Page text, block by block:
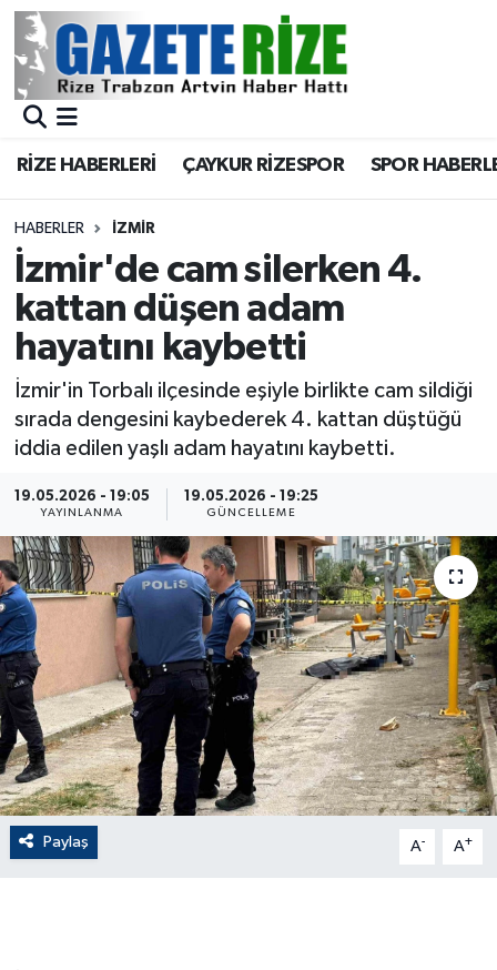
RİZE HABERLERİ ÇAYKUR RİZESPOR SPOR
HABERLER İZMIR
İzmir'de cam silerken 4.
kattan düşen adam
hayatını kaybetti
İzmir'in Torbalı ilçesinde eşiyle birlikte cam sildiği
sırada dengesini kaybederek 4. kattan düştüğü
iddia edilen yaşlı adam hayatını kaybetti.
19.05.2026 - 19:05
YAYINLANMA
19.05.2026 - 19:25
GÜNCELLEME
Paylaş A- A+
BÖLGEMİZ
Asayiş
Rize Jandarma Komutanlığı
Bilim Teknoloji
Bölge
Advertising news
ÇEVRE
Dış Haberler
Dünya
EĞİTİM
EKONOMİ
English News
Merkez Nöbetçi Eczaneler
Merkez Trafik Yoğunluk Haritası
Süper Lig Puan Durumu ve Fikstür
Tüm Manşetler
Son Dakika Haberleri
Haber Arşivi